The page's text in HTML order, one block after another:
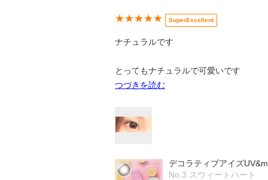
★★★★★ SuperExcellent
ナチュラルです
とってもナチュラルで可愛いです
つづきを読む
デコラティブアイズ
No.3 スウィートハート